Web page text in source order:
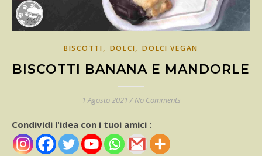
BISCOTTI, DOLCI,DOLCI VEGAN
BISCOTTI BANANA E MANDORLE
1 Agosto 2021 / No Comments
Condividi l'idea con i tuoi amici :